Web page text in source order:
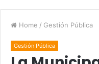
Home / Gestión Pública
Gestión Pública